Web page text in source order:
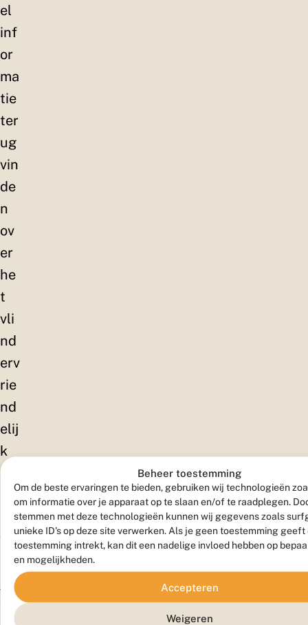
Beheer toestemming
Om de beste ervaringen te bieden, gebruiken wij technologieën
om informatie over je apparaat op te slaan en/of te raadplegen.
stemmen met deze technologieën kunnen wij gegevens zoals
unieke ID's op deze site verwerken. Als je geen toestemming geeft
toestemming intrekt, kan dit een nadelige invloed hebben op
en mogelijkheden.
Accepteren
Weigeren
el
inf
or
ma
tie
ter
ug
vin
de
n
ov
er
he
t
vli
nd
erv
rie
nd
elij
k
ma
ke
tui